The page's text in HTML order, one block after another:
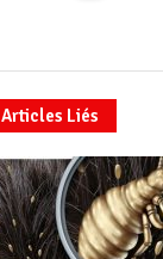
Articles Liés